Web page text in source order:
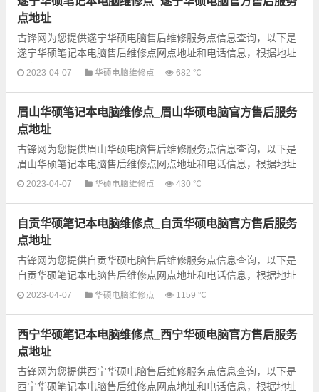
点地址
古锋网为您提供遂宁华硕电脑售后维修服务点信息查询，以下是
遂宁华硕笔记本电脑售后维修点网点地址和电话信息，根据地址
信息选择就近的维修点进行保修即可，建议先电话联系预约...
2023-04-07 华硕电脑维修点 682 ℃
眉山华硕笔记本电脑维修点_眉山华硕电脑官方售后服务
点地址
古锋网为您提供眉山华硕电脑售后维修服务点信息查询，以下是
眉山华硕笔记本电脑售后维修点网点地址和电话信息，根据地址
信息选择就近的维修点进行保修即可，建议先电话联系预约...
2023-04-07 华硕电脑维修点 430 ℃
自贡华硕笔记本电脑维修点_自贡华硕电脑官方售后服务
点地址
古锋网为您提供自贡华硕电脑售后维修服务点信息查询，以下是
自贡华硕笔记本电脑售后维修点网点地址和电话信息，根据地址
信息选择就近的维修点进行保修即可，建议先电话联系预约...
2023-04-07 华硕电脑维修点 1159 ℃
西宁华硕笔记本电脑维修点_西宁华硕电脑官方售后服务
点地址
古锋网为您提供西宁华硕电脑售后维修服务点信息查询，以下是
西宁华硕笔记本电脑售后维修点网点地址和电话信息，根据地址